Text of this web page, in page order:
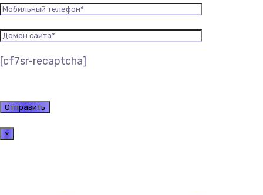
[cf7sr-recaptcha]
×